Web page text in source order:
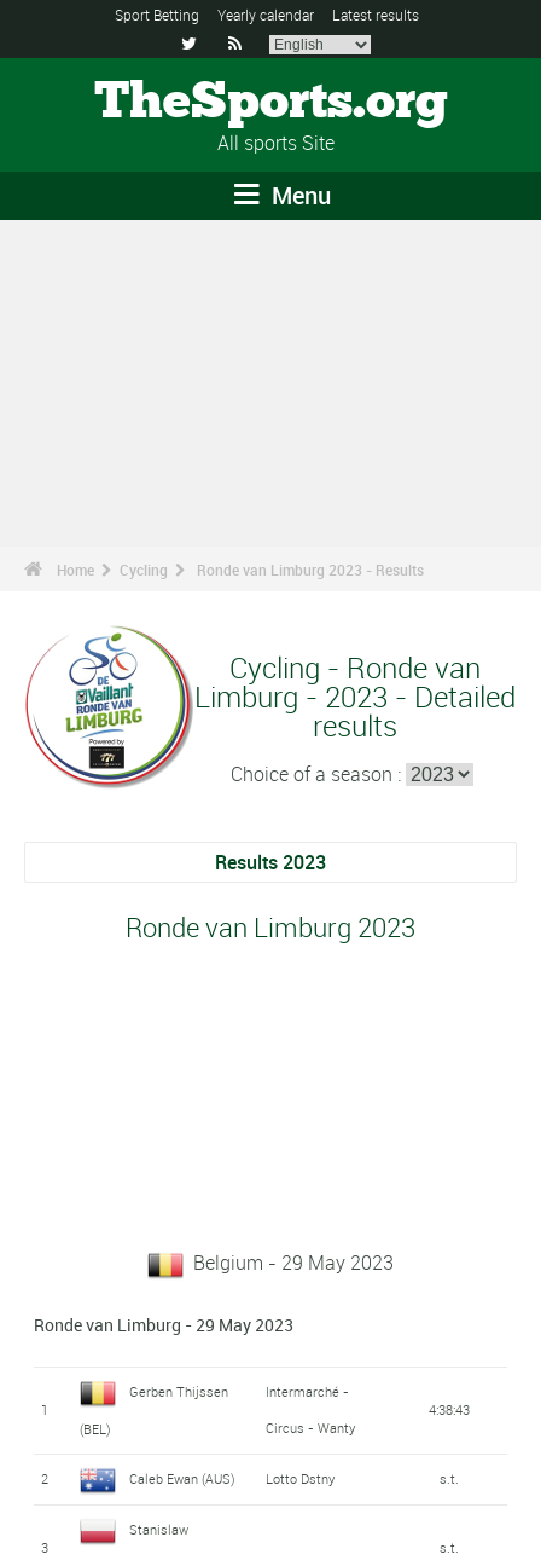
Sport Betting Yearly calendar Latest results
 
TheSports.org
All sports Site
Menu
Home Cycling Ronde van Limburg 2023 - Results
Cycling - Ronde van
Limburg - 2023 - Detailed
results
Choice of a season :
Results 2023
Ronde van Limburg 2023
Belgium - 29 May 2023
Ronde van Limburg - 29 May 2023
1
Gerben Thijssen
(BEL)
Intermarché -
Circus - Wanty
4:38:43
2 Caleb Ewan (AUS) Lotto Dstny s.t.
3
Stanislaw
s.t.